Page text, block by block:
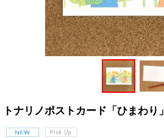
トナリノポストカード「ひまわり」